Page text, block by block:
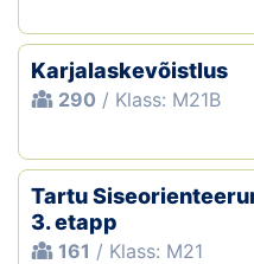
Karjalaskevõistlus
290 / Klass: M21B
Tartu
3. etapp
161 / Klass: M21